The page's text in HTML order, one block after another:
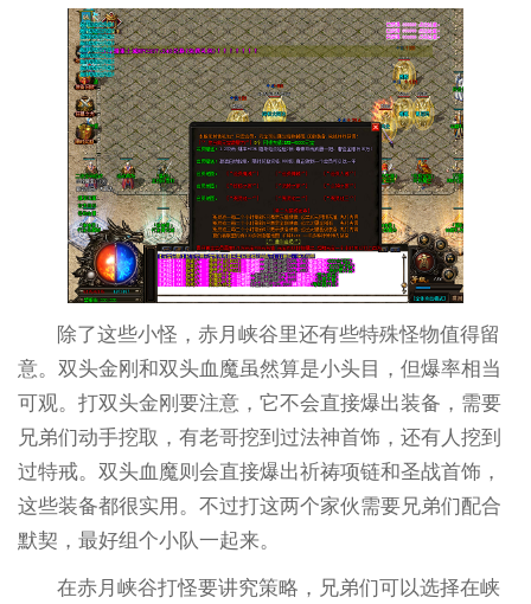
除了这些小怪，赤月峡谷里还有些特殊怪物值得留
意。双头金刚和双头血魔虽然算是小头目，但爆率相当
可观。打双头金刚要注意，它不会直接爆出装备，需要
兄弟们动手挖取，有老哥挖到过法神首饰，还有人挖到
过特戒。双头血魔则会直接爆出祈祷项链和圣战首饰，
这些装备都很实用。不过打这两个家伙需要兄弟们配合
默契，最好组个小队一起来。
在赤月峡谷打怪要讲究策略，兄弟们可以选择在峡